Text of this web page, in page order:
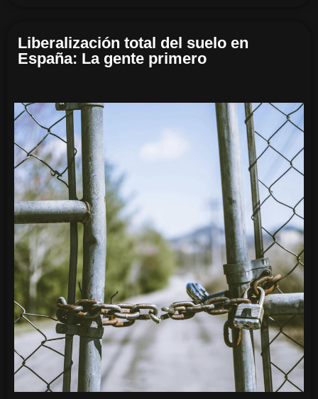
Liberalización total del suelo en
España: La gente primero